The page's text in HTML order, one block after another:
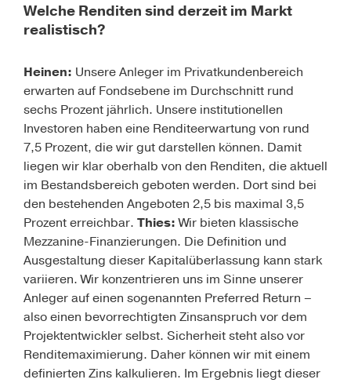
Welche Renditen sind derzeit im Markt
realistisch?
Heinen: Unsere Anleger im Privatkundenbereich
erwarten auf Fondsebene im Durchschnitt rund
sechs Prozent jährlich. Unsere institutionellen
Investoren haben eine Renditeerwartung von rund
7,5 Prozent, die wir gut darstellen können. Damit
liegen wir klar oberhalb von den Renditen, die aktuell
im Bestandsbereich ­geboten werden. Dort sind bei
den bestehenden ­Angeboten 2,5 bis maximal 3,5
Prozent erreichbar. Thies:Wir bieten klassische
Mezzanine-Finan­zie­rungen. Die Definition und
Ausgestaltung dieser Kapi­talüberlassung kann stark
variieren. Wir konzen­trieren uns im Sinne unserer
Anleger auf einen so­genannten Preferred Return –
also einen bevorrechtigten Zinsanspruch vor dem
Projektentwickler selbst. Sicherheit steht also vor
Renditemaximierung. Daher können wir mit einem
definierten Zins kalkulieren. Im Ergebnis liegt dieser